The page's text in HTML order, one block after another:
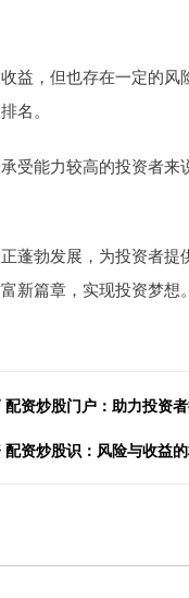
益，但也存在一定的
名。
受能力较高的投资者
蓬勃发展，为投资者
新篇章，实现投资梦想。
配资炒股门户：助力投资
资炒股识：风险与收益